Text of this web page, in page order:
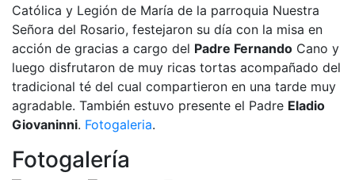
Católica y Legión de María de la parroquia Nuestra
Señora del Rosario, festejaron su día con la misa en
acción de gracias a cargo del Padre Fernando Cano y
luego disfrutaron de muy ricas tortas acompañado del
tradicional té del cual compartieron en una tarde muy
agradable. También estuvo presente el Padre Eladio
Giovaninni. Fotogaleria.
Fotogalería